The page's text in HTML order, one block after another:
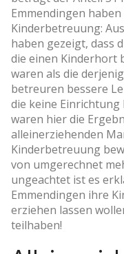
Emmendingen
Kinderbetreuung:
haben gezeigt, dass
die einen Kinderhort
waren als die
betreuren bessere
die keine
waren hier die
alleinerziehenden
Kinderbetreuung
von umgerechnet
ungeachtet ist es
Emmendingen ihre
erziehen lassen
teilhaben!